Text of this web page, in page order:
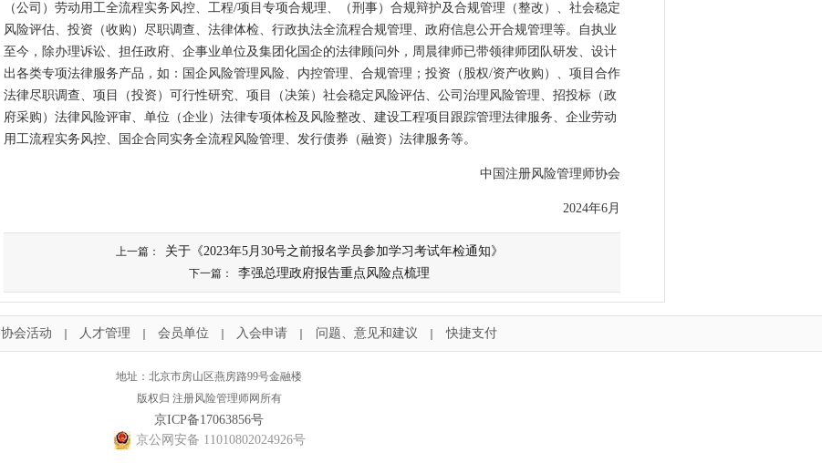
（公司）劳动用工全流程实务风控、工程/项目专项合规理、（刑事）合规辩护及合规管理（整改）、社会稳定
风险评估、投资（收购）尽职调查、法律体检、行政执法全流程合规管理、政府信息公开合规管理等。自执业
至今，除办理诉讼、担任政府、企事业单位及集团化国企的法律顾问外，周晨律师已带领律师团队研发、设计
出各类专项法律服务产品，如：国企风险管理风险、内控管理、合规管理；投资（股权/资产收购）、项目合作
法律尽职调查、项目（投资）可行性研究、项目（决策）社会稳定风险评估、公司治理风险管理、招投标（政
府采购）法律风险评审、单位（企业）法律专项体检及风险整改、建设工程项目跟踪管理法律服务、企业劳动
用工流程实务风控、国企合同实务全流程风险管理、发行债券（融资）法律服务等。
中国注册风险管理师协会
2024年6月
上一篇： 关于《2023年5月30号之前报名学员参加学习考试年检通知》
下一篇： 李强总理政府报告重点风险点梳理
协会活动 人才管理 会员单位 入会申请 问题、意见和建议 快捷支付
地址：北京市房山区燕房路99号金融楼
版权归 注册风险管理师网所有
京ICP备17063856号
京公网安备 11010802024926号